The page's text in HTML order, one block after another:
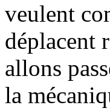
veulent
déplacent
allons
la